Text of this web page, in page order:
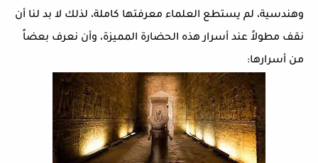
وهندسية، لم يستطع العلماء معرفتها كاملة، لذلك لا بد لنا أن
نقف مطولاً عند أسرار هذه الحضارة المميزة، وأن نعرف بعضاً
من أسرارها: